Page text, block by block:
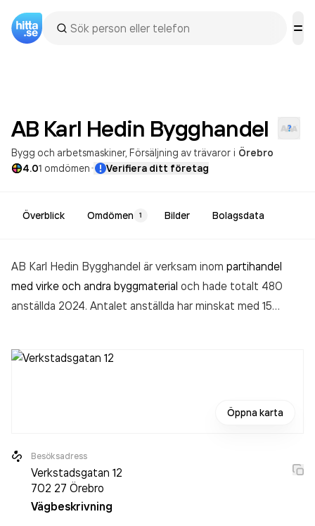
AB Karl Hedin Bygghandel
Bygg och arbetsmaskiner Försäljning av trävaror i Örebro
4.01 omdömen· Verifiera ditt företag
Överblick Omdömen 1 Bilder Bolagsdata
AB Karl Hedin Bygghandel är verksam inom partihandel
med virke och andra byggmaterial och hade totalt 480
anställda 2024. Antalet anställda har minskat med 15
1972. AB Karl Hedin Bygghandel
Öppna karta
Besöksadress
Verkstadsgatan 12
702 27 Örebro
Vägbeskrivning